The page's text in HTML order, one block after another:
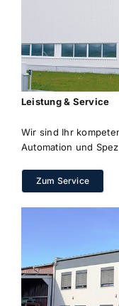
Leistung & Service
Wir sind Ihr
Automation und
Zum Service